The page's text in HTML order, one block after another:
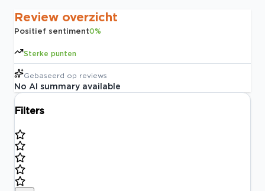
Review overzicht
Positief sentiment0%
Sterke punten
Gebaseerd op reviews
No AI summary available
Filters